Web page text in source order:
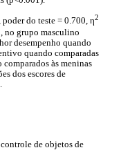
do teste = 0.700, η2
no grupo masculino
desempenho quando
quando comparadas
às meninas
dos escores de
.
de objetos de